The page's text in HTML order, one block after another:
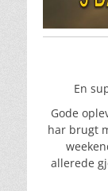
En
Gode
har brugt
allerede